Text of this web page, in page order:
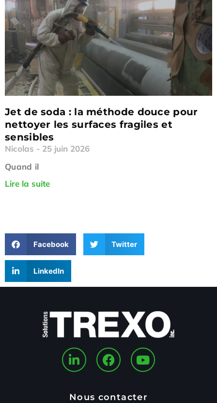
Jet de soda : la méthode douce pour
nettoyer les surfaces fragiles et
sensibles
Nicolas
25 juin 2026
Quand il
Lire la suite
Facebook Twitter
LinkedIn
Nous contacter